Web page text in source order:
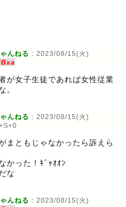
んねる : 2023/08/15(火)
が女子生徒であれば女性従業
。
んねる : 2023/08/15(火)
まともじゃなかったら訴えら
かった！ｷﾞｬｵｵﾝ
な
んねる : 2023/08/15(火)